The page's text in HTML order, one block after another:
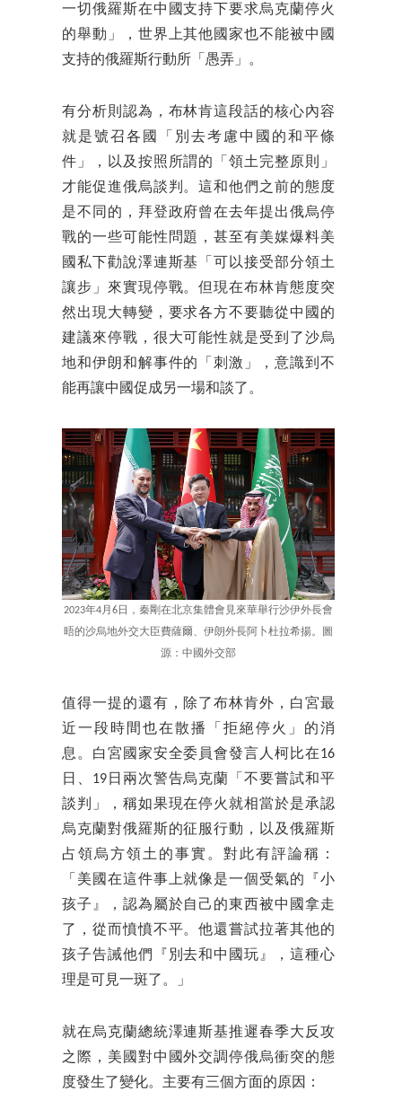
一切俄羅斯在中國支持下要求烏克蘭停火
的舉動」，世界上其他國家也不能被中國
支持的俄羅斯行動所「愚弄」。
有分析則認為，布林肯這段話的核心內容
就是號召各國「別去考慮中國的和平條
件」，以及按照所謂的「領土完整原則」
才能促進俄烏談判。這和他們之前的態度
是不同的，拜登政府曾在去年提出俄烏停
戰的一些可能性問題，甚至有美媒爆料美
國私下勸說澤連斯基「可以接受部分領土
讓步」來實現停戰。但現在布林肯態度突
然出現大轉變，要求各方不要聽從中國的
建議來停戰，很大可能性就是受到了沙烏
地和伊朗和解事件的「刺激」，意識到不
能再讓中國促成另一場和談了。
2023年4月6日，秦剛在北京集體會見來華舉行沙伊外長會
晤的沙烏地外交大臣費薩爾、伊朗外長阿卜杜拉希揚。圖
源：中國外交部
值得一提的還有，除了布林肯外，白宮最
近一段時間也在散播「拒絕停火」的消
息。白宮國家安全委員會發言人柯比在16
日、19日兩次警告烏克蘭「不要嘗試和平
談判」，稱如果現在停火就相當於是承認
烏克蘭對俄羅斯的征服行動，以及俄羅斯
占領烏方領土的事實。對此有評論稱：
「美國在這件事上就像是一個受氣的『小
孩子』，認為屬於自己的東西被中國拿走
了，從而憤憤不平。他還嘗試拉著其他的
孩子告誡他們『別去和中國玩』，這種心
理是可見一斑了。」
就在烏克蘭總統澤連斯基推遲春季大反攻
之際，美國對中國外交調停俄烏衝突的態
度發生了變化。主要有三個方面的原因：